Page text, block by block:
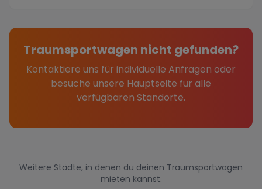
Traumsportwagen nicht gefunden?
Kontaktiere uns für individuelle Anfragen oder
besuche unsere Hauptseite für alle
verfügbaren Standorte.
Weitere Städte, in denen du deinen Traumsportwagen
mieten kannst.